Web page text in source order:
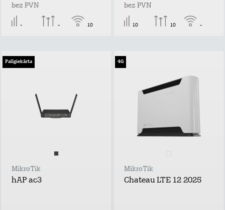
bez PVN
- - 10
bez PVN
10 10 -
Palīgiekārta
MikroTik
hAP ac3
4G
MikroTik
Chateau LTE 12 2025